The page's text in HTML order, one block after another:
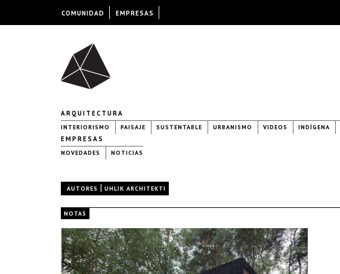
ARQUITECTURA
INTERIORISMO PAISAJE SUSTENTABLE URBANISMO VIDEOS INDÍGENA
EMPRESAS
NOVEDADES NOTICIAS
AUTORES | UHLIK ARCHITEKTI
NOTAS
COMUNIDAD EMPRESAS